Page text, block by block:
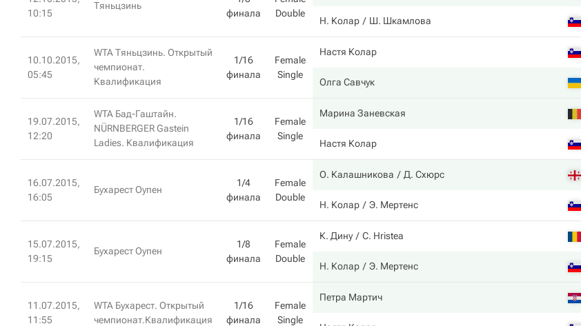
10:15
Тяньцзинь
финала
Double
Н. Колар Ш. Шкамлова
10.10.2015,
05:45
WTA Тяньцзинь. Открытый
чемпионат.
Квалификация
1/16
финала
Female
Single
Настя Колар
Олга Савчук
19.07.2015,
12:20
WTA Бад-Гаштайн.
NÜRNBERGER Gastein
Ladies. Квалификация
1/16
финала
Female
Single
Марина Заневская
Настя Колар
16.07.2015,
16:05
Бухарест Оупен
1/4
финала
Female
Double
О. Калашникова Д. Схюрс
Н. Колар Э. Мертенс
15.07.2015,
19:15
Бухарест Оупен
1/8
финала
Female
Double
К. Дину C. Hristea
Н. Колар Э. Мертенс
11.07.2015,
11:55
WTA Бухарест. Открытый
чемпионат.Квалификация
1/16
финала
Female
Single
Петра Мартич